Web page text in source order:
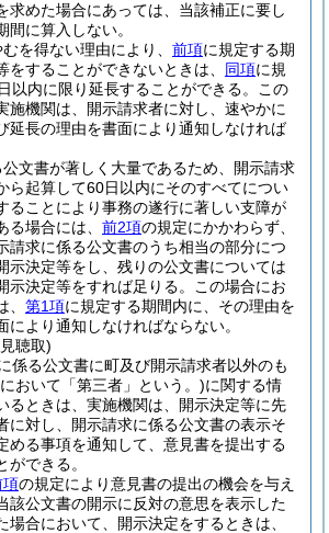
求めた場合にあっては、当該補正に要し
間に算入しない。
を得ない理由により、 前項に規定する期
をすることができないときは、 同項に規
以内に限り延長することができる。
この
施機関は、開示請求者に対し、速やかに
延長の理由を書面により通知しなければ
文書が著しく大量であるため、開示請求
ら起算して60日以内にそのすべてについ
ることにより事務の遂行に著しい支障が
る場合には、 前2項の規定にかかわらず、
請求に係る公文書のうち相当の部分につ
示決定等をし、残りの公文書については
示決定等をすれば足りる。
この場合にお
第1項に規定する期間内に、その理由を
により通知しなければならない。
聴取)
係る公文書に町及び開示請求者以外のも
おいて「第三者」という。)に関する情
るときは、実施機関は、開示決定等に先
に対し、開示請求に係る公文書の表示そ
める事項を通知して、意見書を提出する
ができる。
項の規定により意見書の提出の機会を与え
該公文書の開示に反対の意思を表示した
場合において、開示決定をするときは、